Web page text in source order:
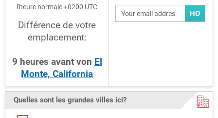
l'heure normale +0200 UTC
Différence de votre
emplacement:
9 heures avant von El
Monte, California
HO
Quelles sont les grandes villes ici?